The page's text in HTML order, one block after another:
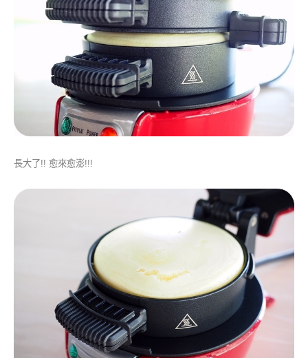
長大了!! 愈來愈澎!!!